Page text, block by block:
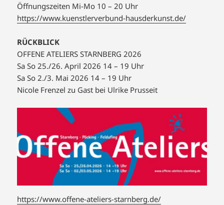
Öffnungszeiten Mi-Mo 10 – 20 Uhr
https://www.kuenstlerverbund-hausderkunst.de/
RÜCKBLICK
OFFENE ATELIERS STARNBERG 2026
Sa So 25./26. April 2026 14 – 19 Uhr
Sa So 2./3. Mai 2026 14 – 19 Uhr
Nicole Frenzel zu Gast bei Ulrike Prusseit
https://www.offene-ateliers-starnberg.de/